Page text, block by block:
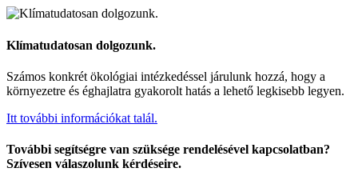
Klímatudatosan dolgozunk.
Számos konkrét ökológiai intézkedéssel járulunk hozzá, hogy a
környezetre és éghajlatra gyakorolt hatás a lehető legkisebb legyen.
Itt további információkat talál.
További segítségre van szüksége rendelésével kapcsolatban?
Szívesen válaszolunk kérdéseire.